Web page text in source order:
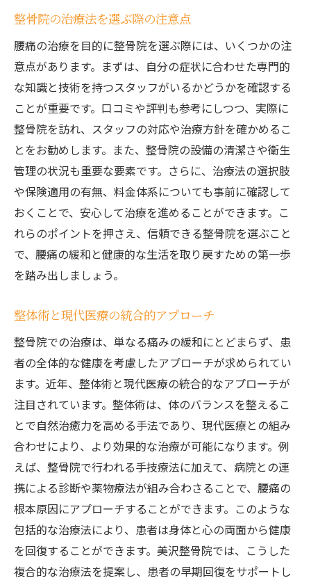
整骨院の治療法を選ぶ際の注意点
腰痛の治療を目的に整骨院を選ぶ際には、いくつかの注
意点があります。まずは、自分の症状に合わせた専門的
な知識と技術を持つスタッフがいるかどうかを確認する
ことが重要です。口コミや評判も参考にしつつ、実際に
整骨院を訪れ、スタッフの対応や治療方針を確かめるこ
とをお勧めします。また、整骨院の設備の清潔さや衛生
管理の状況も重要な要素です。さらに、治療法の選択肢
や保険適用の有無、料金体系についても事前に確認して
おくことで、安心して治療を進めることができます。こ
れらのポイントを押さえ、信頼できる整骨院を選ぶこと
で、腰痛の緩和と健康的な生活を取り戻すための第一歩
を踏み出しましょう。
整体術と現代医療の統合的アプローチ
整骨院での治療は、単なる痛みの緩和にとどまらず、患
者の全体的な健康を考慮したアプローチが求められてい
ます。近年、整体術と現代医療の統合的なアプローチが
注目されています。整体術は、体のバランスを整えるこ
とで自然治癒力を高める手法であり、現代医療との組み
合わせにより、より効果的な治療が可能になります。例
えば、整骨院で行われる手技療法に加えて、病院との連
携による診断や薬物療法が組み合わさることで、腰痛の
根本原因にアプローチすることができます。このような
包括的な治療法により、患者は身体と心の両面から健康
を回復することができます。美沢整骨院では、こうした
複合的な治療法を提案し、患者の早期回復をサポートし